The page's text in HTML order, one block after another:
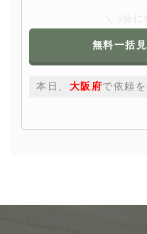
無料一括
本日、 大阪府で依頼